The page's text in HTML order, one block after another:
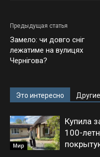
Предыдущая статья
Замело: чи довго сніг
лежатиме на вулицях
Чернігова?
Это интересно
Мир
Купила
100-